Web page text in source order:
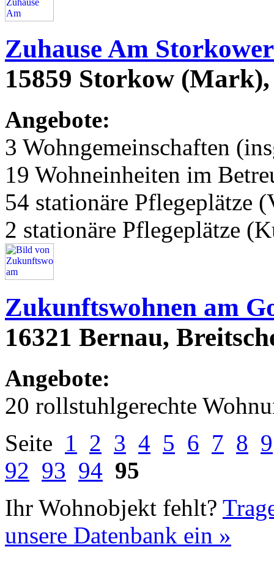
Zuhause Am Storkower
15859 Storkow
Angebote:
3 Wohngemeinschaften
19 Wohneinheiten im
54 stationäre Pflegeplätze
2 stationäre Pflegeplätze
Zukunftswohnen am
16321 Bernau,
Angebote:
20 rollstuhlgerechte
Seite 1 2 3 4 5 6 7 8 9
92 93 94 95
Ihr Wohnobjekt fehlt?
unsere Datenbank ein »